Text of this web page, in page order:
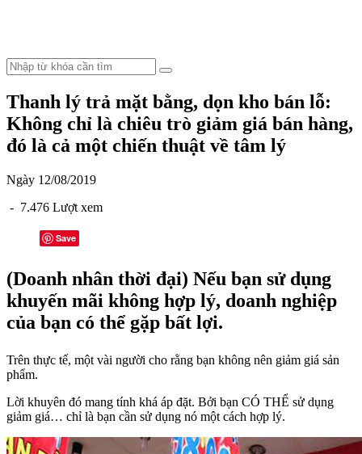
Thanh lý trả mặt bằng, dọn kho bán lỗ:
Không chỉ là chiêu trò giảm giá bán hàng,
đó là cả một chiến thuật về tâm lý
Ngày 12/08/2019
- 7.476 Lượt xem
Save
(Doanh nhân thời đại) Nếu bạn sử dụng
khuyến mãi không hợp lý, doanh nghiệp
của bạn có thể gặp bất lợi.
Trên thực tế, một vài người cho rằng bạn không nên giảm giá sản
phẩm.
Lời khuyên đó mang tính khá áp đặt. Bởi bạn CÓ THỂ sử dụng
giảm giá… chỉ là bạn cần sử dụng nó một cách hợp lý.